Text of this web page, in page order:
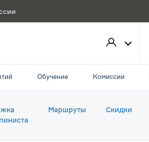
Обучение Комиссии
Маршруты Скидки